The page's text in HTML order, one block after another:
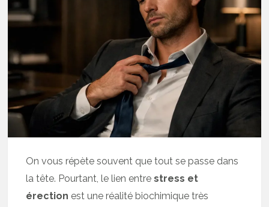
On vous répète souvent que tout se passe dans
la tête. Pourtant, le lien entrestress et
érection est une réalité biochimique très